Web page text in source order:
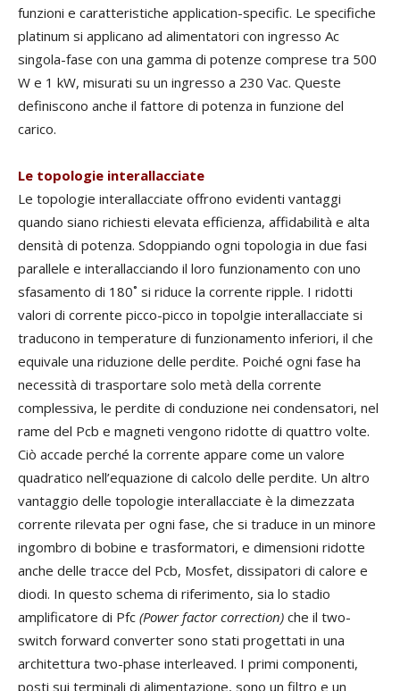
funzioni e caratteristiche application-specific. Le specifiche
platinum si applicano ad alimentatori con ingresso Ac
singola-fase con una gamma di potenze comprese tra 500
W e 1 kW, misurati su un ingresso a 230 Vac. Queste
definiscono anche il fattore di potenza in funzione del
carico.
Le topologie interallacciate
Le topologie interallacciate offrono evidenti vantaggi
quando siano richiesti elevata efficienza, affidabilità e alta
densità di potenza. Sdoppiando ogni topologia in due fasi
parallele e interallacciando il loro funzionamento con uno
sfasamento di 180˚ si riduce la corrente ripple. I ridotti
valori di corrente picco-picco in topolgie interallacciate si
traducono in temperature di funzionamento inferiori, il che
equivale una riduzione delle perdite. Poiché ogni fase ha
necessità di trasportare solo metà della corrente
complessiva, le perdite di conduzione nei condensatori, nel
rame del Pcb e magneti vengono ridotte di quattro volte.
Ciò accade perché la corrente appare come un valore
quadratico nell’equazione di calcolo delle perdite. Un altro
vantaggio delle topologie interallacciate è la dimezzata
corrente rilevata per ogni fase, che si traduce in un minore
ingombro di bobine e trasformatori, e dimensioni ridotte
anche delle tracce del Pcb, Mosfet, dissipatori di calore e
diodi. In questo schema di riferimento, sia lo stadio
amplificatore di Pfc (Power factor correction) che il two-
switch forward converter sono stati progettati in una
architettura two-phase interleaved. I primi componenti,
posti sui terminali di alimentazione, sono un filtro e un